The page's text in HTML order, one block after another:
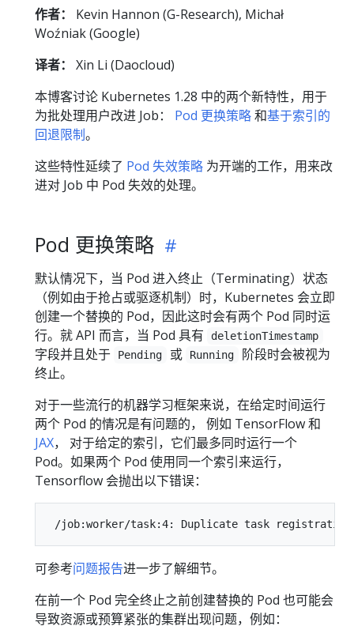
作者：
Kevin Hannon (G-Research), Michał
Woźniak (Google)
译者：
Xin Li (Daocloud)
本博客讨论 Kubernetes 1.28 中的两个新特性，用于
为批处理用户改进 Job： Pod 更换策略和基于索引的
回退限制。
这些特性延续了 Pod 失效策略 为开端的工作，用来改
进对 Job 中 Pod 失效的处理。
Pod 更换策略
默认情况下，当 Pod 进入终止（Terminating）状态
（例如由于抢占或驱逐机制）时，Kubernetes 会立即
创建一个替换的 Pod，因此这时会有两个 Pod 同时运
行。就 API 而言，当 Pod 具有
deletionTimestamp
字段并且处于 Pending 或 Running
阶段时会被视为
终止。
对于一些流行的机器学习框架来说，在给定时间运行
两个 Pod 的情况是有问题的， 例如 TensorFlow 和
JAX， 对于给定的索引，它们最多同时运行一个
Pod。如果两个 Pod 使用同一个索引来运行，
Tensorflow 会抛出以下错误：
可参考问题报告进一步了解细节。
在前一个 Pod 完全终止之前创建替换的 Pod 也可能会
导致资源或预算紧张的集群出现问题，例如：